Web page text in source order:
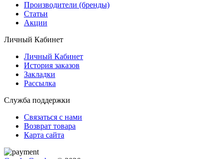
Производители (бренды)
Статьи
Акции
Личный Кабинет
Личный Кабинет
История заказов
Закладки
Рассылка
Служба поддержки
Связаться с нами
Возврат товара
Карта сайта